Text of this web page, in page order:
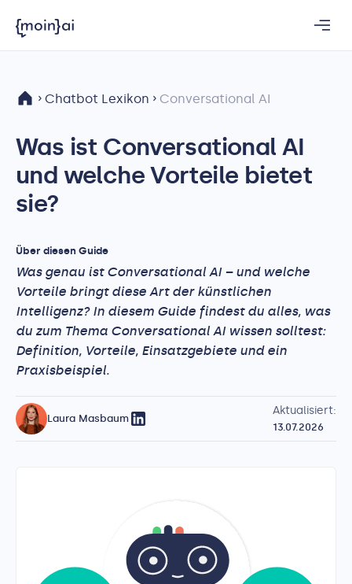
Chatbot Lexikon Conversational AI
Was ist Conversational AI
und welche Vorteile bietet
sie?
Über diesen Guide
Was genau ist Conversational AI – und welche
Vorteile bringt diese Art der künstlichen
Intelligenz? In diesem Guide findest du alles, was
du zum Thema Conversational AI wissen solltest:
Definition, Vorteile, Einsatzgebiete und ein
Praxisbeispiel.
Laura Masbaum
Aktualisiert:
13.07.2026